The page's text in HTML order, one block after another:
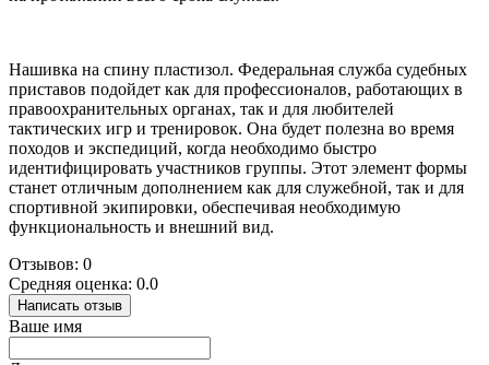
Нашивка на спину пластизол. Федеральная служба судебных
приставов подойдет как для профессионалов, работающих в
правоохранительных органах, так и для любителей
тактических игр и тренировок. Она будет полезна во время
походов и экспедиций, когда необходимо быстро
идентифицировать участников группы. Этот элемент формы
станет отличным дополнением как для служебной, так и для
спортивной экипировки, обеспечивая необходимую
функциональность и внешний вид.
Отзывов: 0
Средняя оценка: 0.0
Написать отзыв
Ваше имя